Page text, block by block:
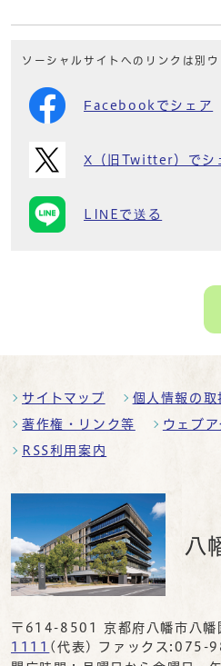
ソーシャルサイトへのリンクは別
Facebookでシェア
X（旧Twitter）でシ
LINEで送る
サイトマップ 個人情報の取
著作権・リンク等 ウェブ
RSS利用案内
八
〒614-8501 京都府八幡市八幡
1111 (代表) ファックス:075-